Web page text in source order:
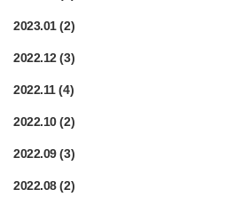
2023.01(2)
2022.12(3)
2022.11(4)
2022.10(2)
2022.09(3)
2022.08(2)